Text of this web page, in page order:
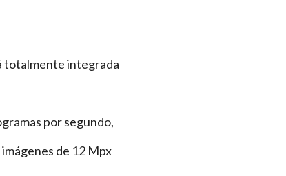
totalmente integrada
por segundo,
de 12 Mpx